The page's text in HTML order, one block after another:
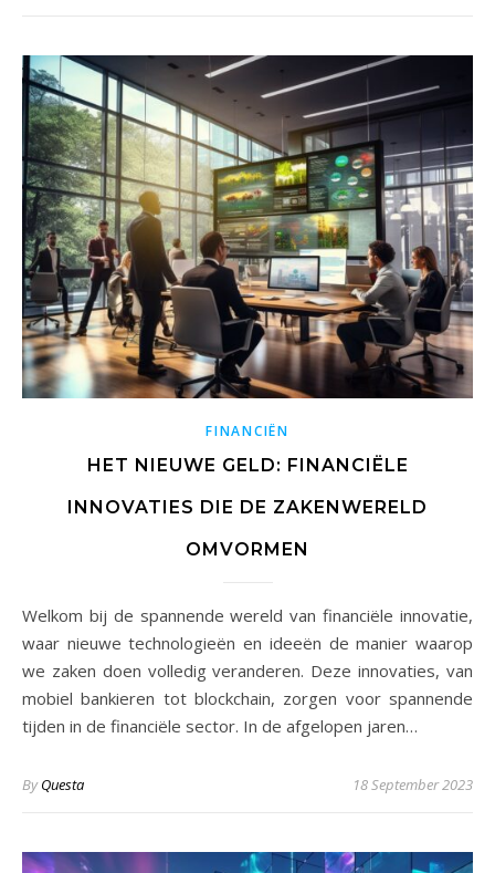
FINANCIËN
HET NIEUWE GELD: FINANCIËLE
INNOVATIES DIE DE ZAKENWERELD
OMVORMEN
Welkom bij de spannende wereld van financiële innovatie,
waar nieuwe technologieën en ideeën de manier waarop
we zaken doen volledig veranderen. Deze innovaties, van
mobiel bankieren tot blockchain, zorgen voor spannende
tijden in de financiële sector. In de afgelopen jaren…
ByQuesta 18 September 2023